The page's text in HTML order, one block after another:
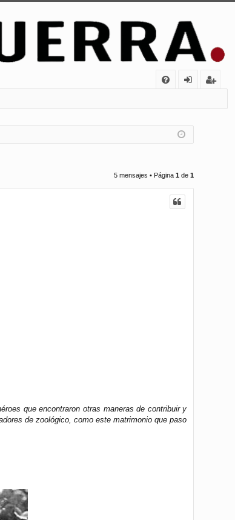
rs
e
5 mensajes • Página 1de 1
que encontraron otras maneras de contribuir y
de zoológico, como este matrimonio que paso